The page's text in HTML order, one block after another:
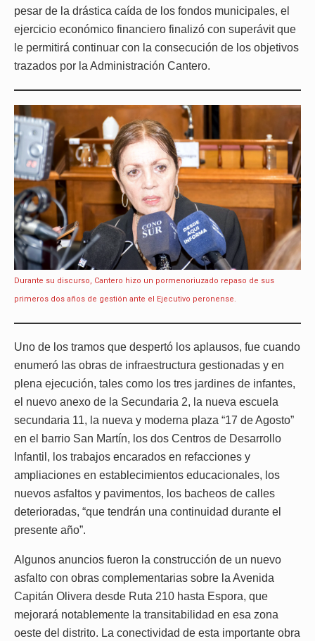
pesar de la drástica caída de los fondos municipales, el
ejercicio económico financiero finalizó con superávit que
le permitirá continuar con la consecución de los objetivos
trazados por la Administración Cantero.
Durante su discurso, Cantero hizo un pormenoriuzado repaso de sus
primeros dos años de gestión ante el Ejecutivo peronense.
Uno de los tramos que despertó los aplausos, fue cuando
enumeró las obras de infraestructura gestionadas y en
plena ejecución, tales como los tres jardines de infantes,
el nuevo anexo de la Secundaria 2, la nueva escuela
secundaria 11, la nueva y moderna plaza “17 de Agosto”
en el barrio San Martín, los dos Centros de Desarrollo
Infantil, los trabajos encarados en refacciones y
ampliaciones en establecimientos educacionales, los
nuevos asfaltos y pavimentos, los bacheos de calles
deterioradas, “que tendrán una continuidad durante el
presente año”.
Algunos anuncios fueron la construcción de un nuevo
asfalto con obras complementarias sobre la Avenida
Capitán Olivera desde Ruta 210 hasta Espora, que
mejorará notablemente la transitabilidad en esa zona
oeste del distrito. La conectividad de esta importante obra